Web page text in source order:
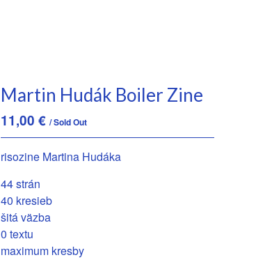
Martin Hudák Boiler Zine
11,00 € / Sold Out
risozine Martina Hudáka
44 strán
40 kresieb
šitá väzba
0 textu
maximum kresby